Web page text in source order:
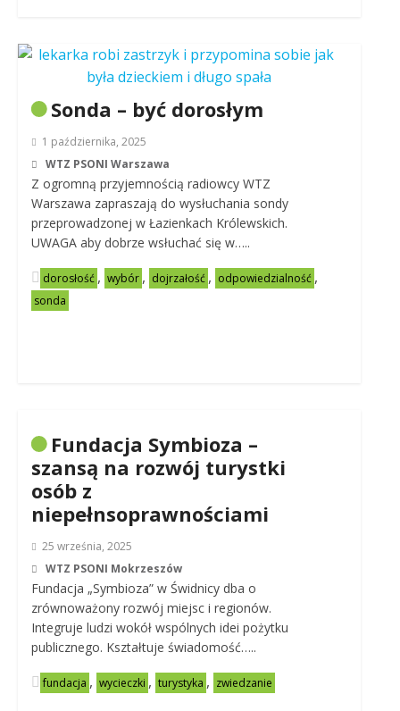
Sonda – być dorosłym
1 października, 2025
WTZ PSONI Warszawa
Z ogromną przyjemnością radiowcy WTZ
Warszawa zapraszają do wysłuchania sondy
przeprowadzonej w Łazienkach Królewskich.
UWAGA aby dobrze wsłuchać się w…..
dorosłość , wybór , dojrzałość , odpowiedzialność ,
sonda
Fundacja Symbioza –
szansą na rozwój turystki
osób z
niepełnsoprawnościami
25 września, 2025
WTZ PSONI Mokrzeszów
Fundacja „Symbioza” w Świdnicy dba o
zrównoważony rozwój miejsc i regionów.
Integruje ludzi wokół wspólnych idei pożytku
publicznego. Kształtuje świadomość…..
fundacja , wycieczki , turystyka , zwiedzanie